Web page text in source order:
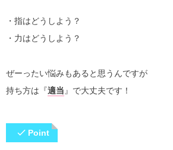
・指はどうしよう？
・力はどうしよう？
ぜーったい悩みもあると思うんですが
持ち方は『適当 』で大丈夫です！
Point